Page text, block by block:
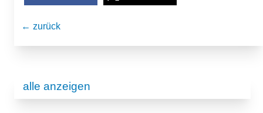
← zurück
alle anzeigen